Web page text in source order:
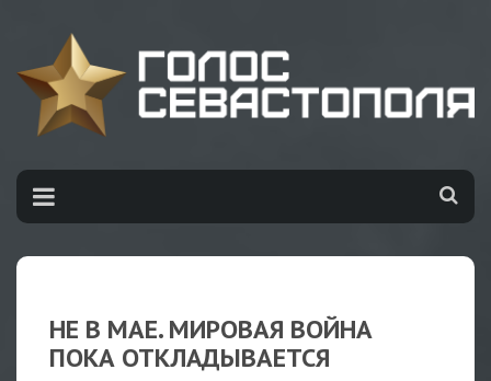
НЕ В МАЕ. МИРОВАЯ ВОЙНА
ПОКА ОТКЛАДЫВАЕТСЯ